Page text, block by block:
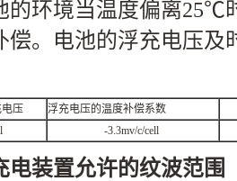
的环境当温度偏离25℃
偿。电池的浮充电压及
压
浮充电压的温度补偿系数
-3.3mv/c/cell
电装置允许的纹波范围